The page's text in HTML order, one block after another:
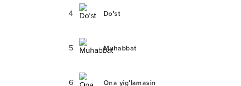
4 Do'st
5 Muhabbat
6 Ona yig'lamasin